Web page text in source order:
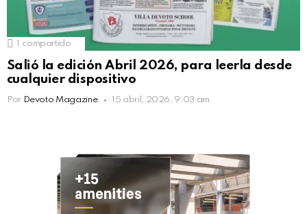
compartido
Salió la edición Abril 2026, para leerla desde
cualquier dispositivo
Por Devoto Magazine 15 abril, 2026, 9:03 am